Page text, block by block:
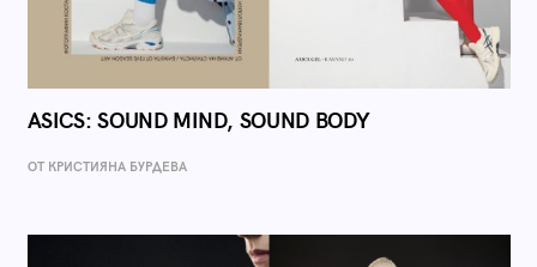
ASICS: SOUND MIND, SOUND BODY
ОТ КРИСТИЯНА БУРДЕВА